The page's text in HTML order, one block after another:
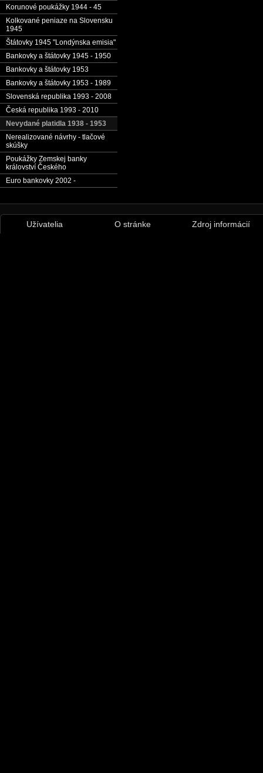
Korunové poukážky 1944 - 45
Kolkované peniaze na Slovensku
1945
Štátovky 1945 "Londýnska emisia"
Bankovky a štátovky 1945 - 1950
Bankovky a štátovky 1953
Bankovky a štátovky 1953 - 1989
Slovenská republika 1993 - 2008
Česká republika 1993 - 2010
Nevydané platidla 1938 - 1953
Nerealizované návrhy - tlačové
skúšky
Poukážky Zemskej banky
království Českého
Euro bankovky 2002 -
Užívatelia O stránke Zdroj informácií